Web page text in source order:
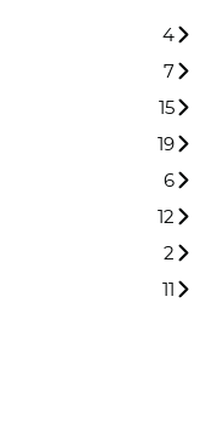
4
7
15
19
6
12
2
11